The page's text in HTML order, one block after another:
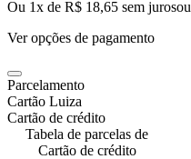
Ou 1x de R$ 18,65 sem jurosou
Ver opções de pagamento
Parcelamento
Cartão Luiza
Cartão de crédito
Tabela de parcelas de
Cartão de crédito